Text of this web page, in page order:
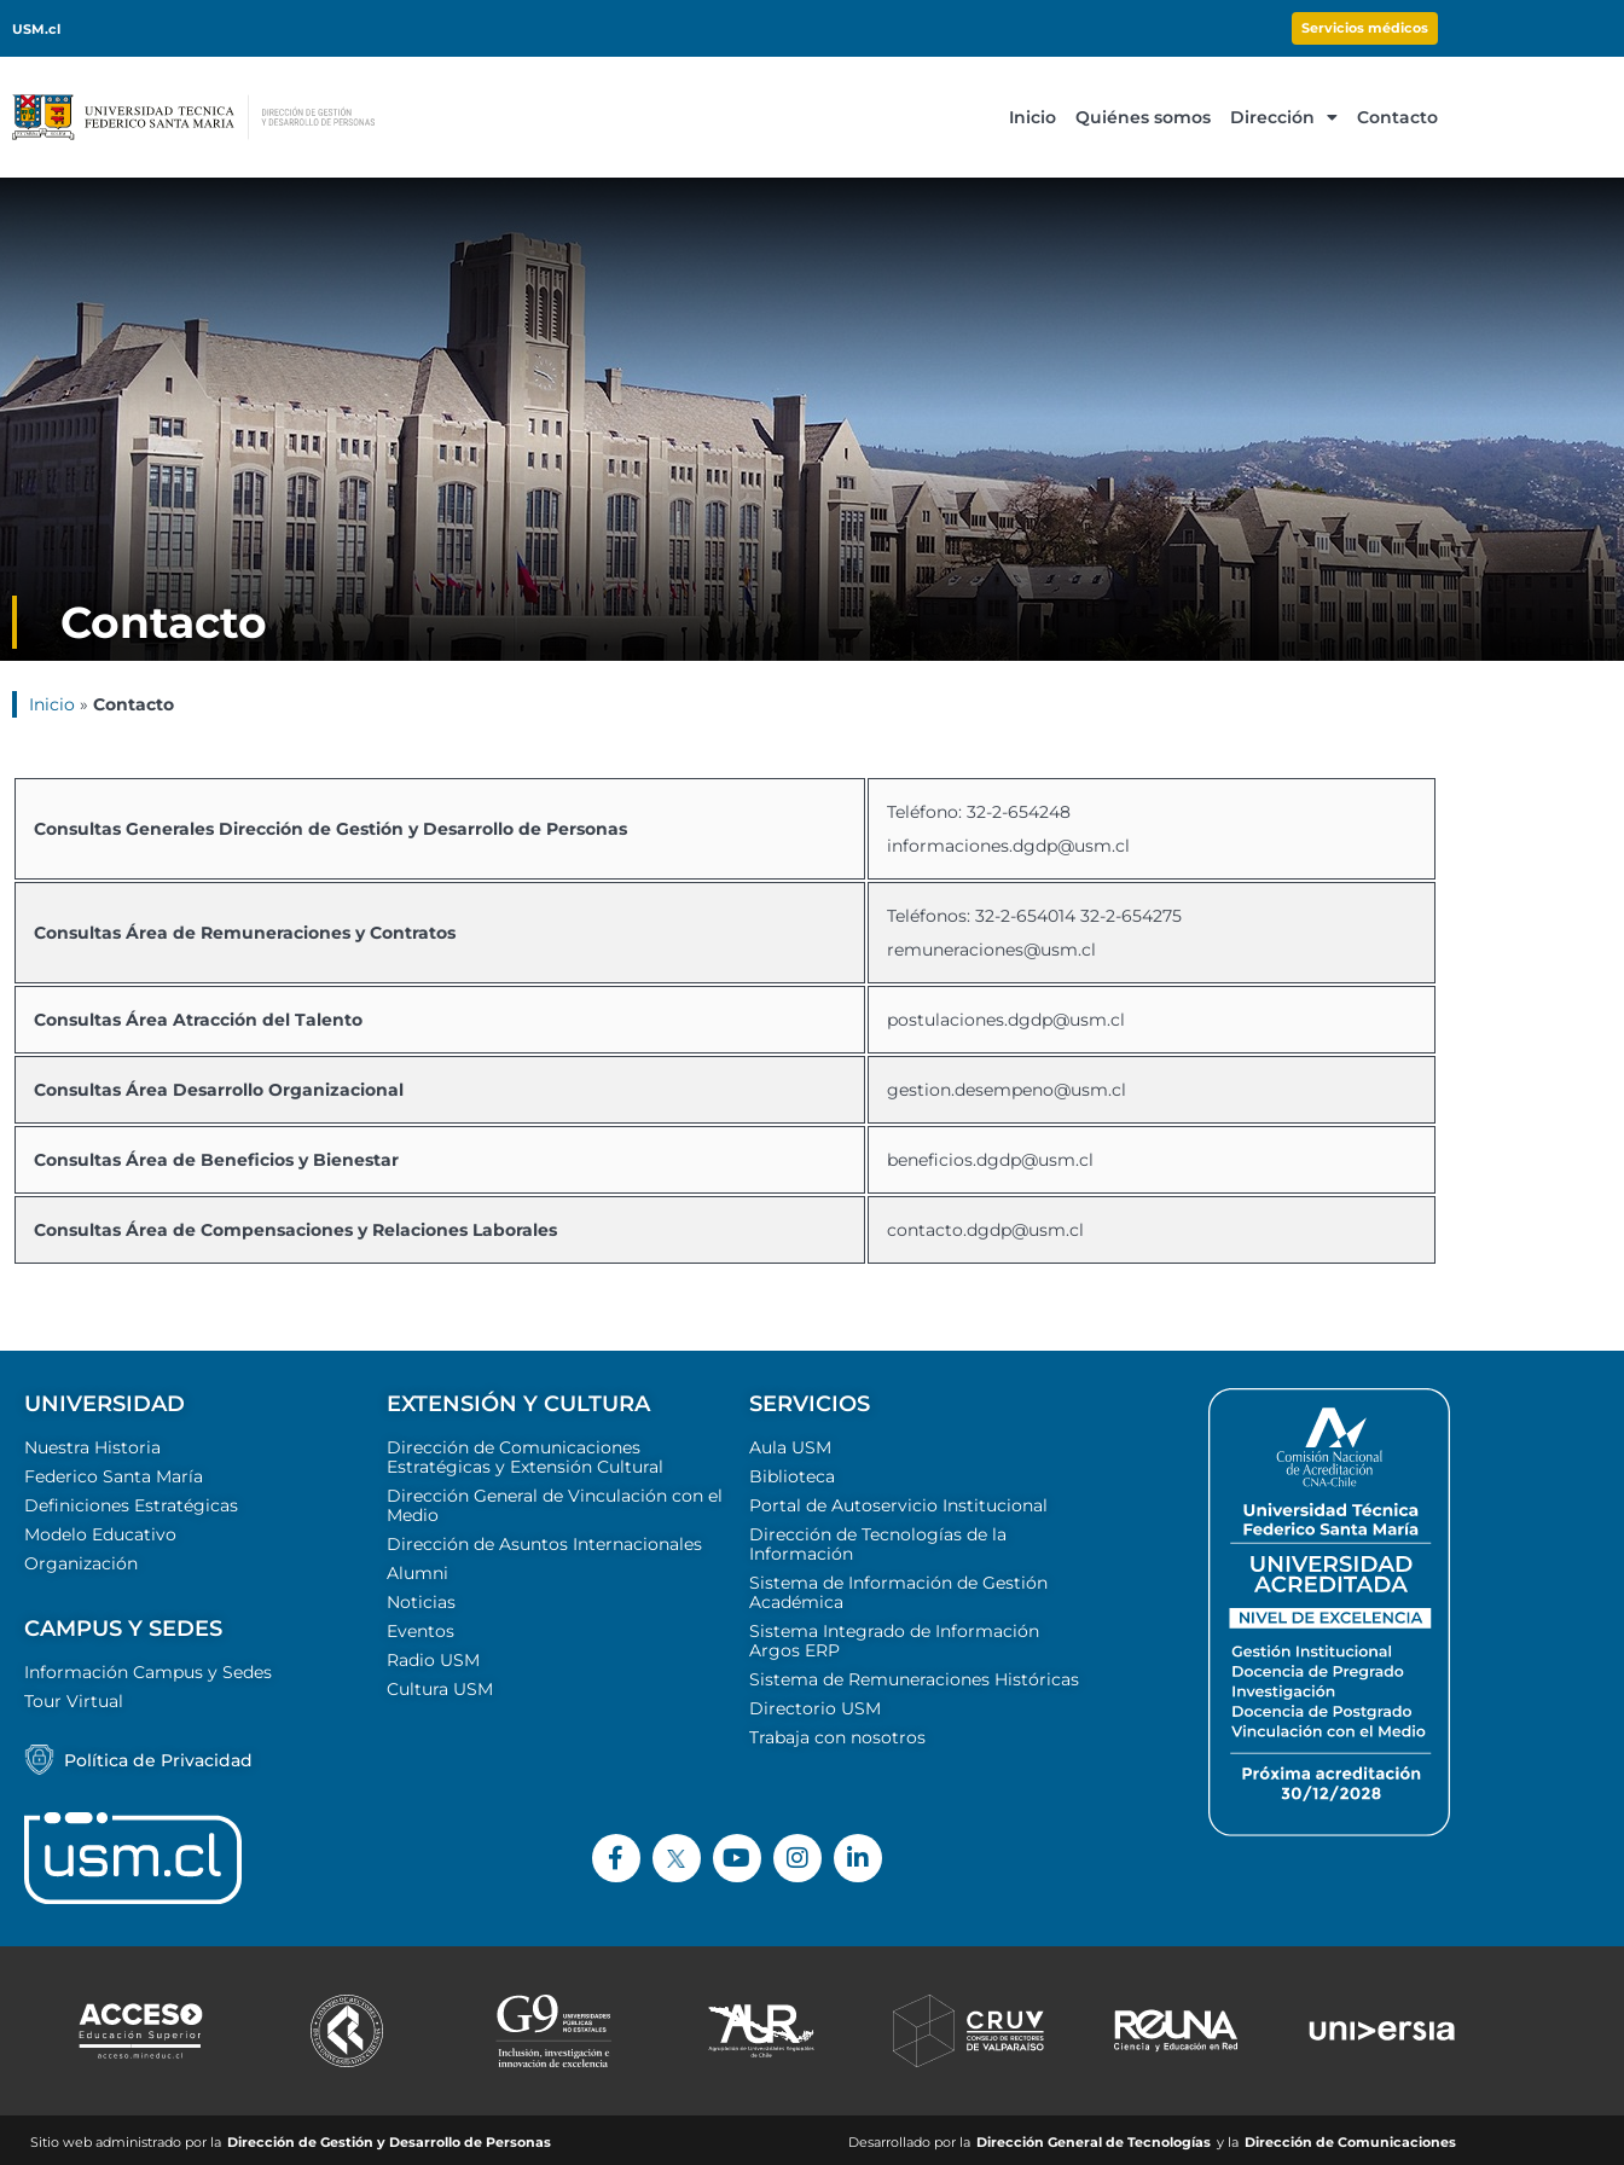
USM.cl Servicios médicos
Inicio Quiénes somos Dirección Contacto
Contacto
Inicio » Contacto
Consultas Generales Dirección de Gestión y Desarrollo de Personas
Teléfono: 32-2-654248
informaciones.dgdp@usm.cl
Consultas Área de Remuneraciones y Contratos
Teléfonos: 32-2-654014 32-2-654275
remuneraciones@usm.cl
Consultas Área Atracción del Talento postulaciones.dgdp@usm.cl
Consultas Área Desarrollo Organizacional gestion.desempeno@usm.cl
Consultas Área de Beneficios y Bienestar beneficios.dgdp@usm.cl
Consultas Área de Compensaciones y Relaciones Laborales contacto.dgdp@usm.cl
UNIVERSIDAD
Nuestra Historia
Federico Santa María
Definiciones Estratégicas
Modelo Educativo
Organización
CAMPUS Y SEDES
Información Campus y Sedes
Tour Virtual
Política de Privacidad
EXTENSIÓN Y CULTURA
Dirección de Comunicaciones
Estratégicas y Extensión Cultural
Dirección General de Vinculación con el
Medio
Dirección de Asuntos Internacionales
Alumni
Noticias
Eventos
Radio USM
Cultura USM
SERVICIOS
Aula USM
Biblioteca
Portal de Autoservicio Institucional
Dirección de Tecnologías de la
Información
Sistema de Información de Gestión
Académica
Sistema Integrado de Información
Argos ERP
Sistema de Remuneraciones Históricas
Directorio USM
Trabaja con nosotros
Sitio web administrado por la Dirección de Gestión y Desarrollo de Personas Desarrollado por la Dirección General de Tecnologías y la Dirección de Comunicaciones